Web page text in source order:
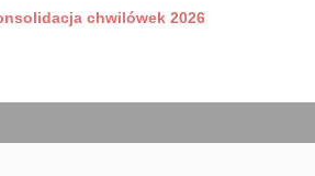
chwilówek 2026